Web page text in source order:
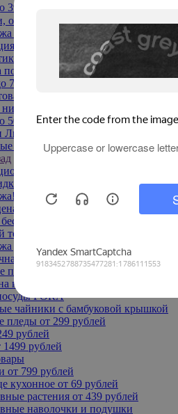
399₽
обувницы
текстиля до -50%
до -70%
129 руб
70%
цены
500 руб
Лимоны
товары
товары
20% по промокоду
Ульяновск до -70%
доставкой
до -50%
посуда
ковры
FORA
чайники с бамбуковой крышкой
пледы от 299 рублей
рублей
рублей
от 799 рублей
кухонное от 69 рублей
растения от 439 рублей
наволочки и подушки